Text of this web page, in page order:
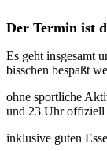
Der Termin ist
Es geht insgesamt
bisschen bespaßt
ohne sportliche
und 23 Uhr offiziell
inklusive guten